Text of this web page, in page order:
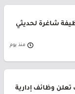
شاغرة لحديثي
منذ يوم
تعلن وظائف إدارية